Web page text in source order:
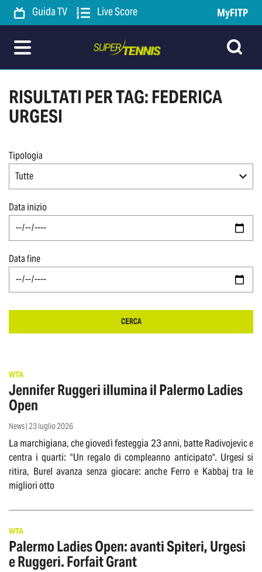
Guida TV Live Score MyFITP
RISULTATI PER TAG: FEDERICA
URGESI
Tipologia
Tutte
Data inizio
Data fine
CERCA
WTA
Jennifer Ruggeri illumina il Palermo Ladies
Open
News | 23 luglio 2026
La marchigiana, che giovedì festeggia 23 anni, batte Radivojevic e
centra i quarti: "Un regalo di compleanno anticipato". Urgesi si
ritira, Burel avanza senza giocare: anche Ferro e Kabbaj tra le
migliori otto
WTA
Palermo Ladies Open: avanti Spiteri, Urgesi
e Ruggeri. Forfait Grant